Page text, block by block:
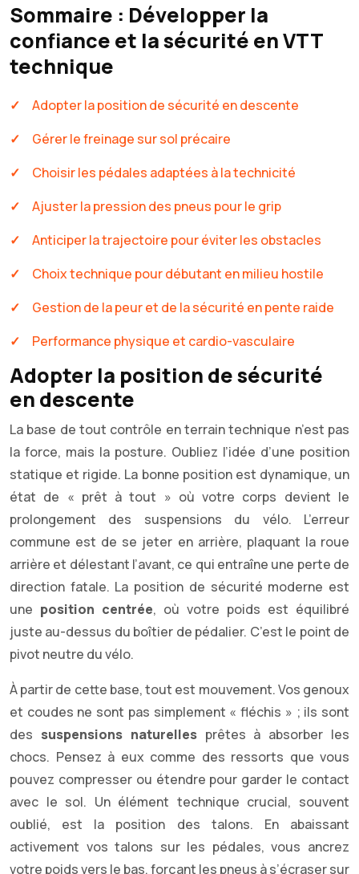
Sommaire : Développer la
confiance et la sécurité en VTT
technique
Adopter la position de sécurité en descente
Gérer le freinage sur sol précaire
Choisir les pédales adaptées à la technicité
Ajuster la pression des pneus pour le grip
Anticiper la trajectoire pour éviter les obstacles
Choix technique pour débutant en milieu hostile
Gestion de la peur et de la sécurité en pente raide
Performance physique et cardio-vasculaire
Adopter la position de sécurité
en descente
La base de tout contrôle en terrain technique n’est pas
la force, mais la posture. Oubliez l’idée d’une position
statique et rigide. La bonne position est dynamique, un
état de « prêt à tout » où votre corps devient le
prolongement des suspensions du vélo. L’erreur
commune est de se jeter en arrière, plaquant la roue
arrière et délestant l’avant, ce qui entraîne une perte de
direction fatale. La position de sécurité moderne est
une position centrée, où votre poids est équilibré
juste au-dessus du boîtier de pédalier. C’est le point de
pivot neutre du vélo.
À partir de cette base, tout est mouvement. Vos genoux
et coudes ne sont pas simplement « fléchis » ; ils sont
des suspensions naturellesprêtes à absorber les
chocs. Pensez à eux comme des ressorts que vous
pouvez compresser ou étendre pour garder le contact
avec le sol. Un élément technique crucial, souvent
oublié, est la position des talons. En abaissant
activement vos talons sur les pédales, vous ancrez
votre poids vers le bas, forçant les pneus à s’écraser sur